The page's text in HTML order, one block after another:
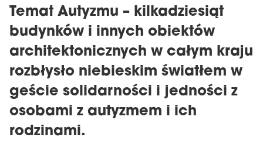
Temat Autyzmu – kilkadziesiąt
budynków i innych obiektów
architektonicznych w całym kraju
rozbłysło niebieskim światłem w
geście solidarności i jedności z
osobami z autyzmem i ich
rodzinami.